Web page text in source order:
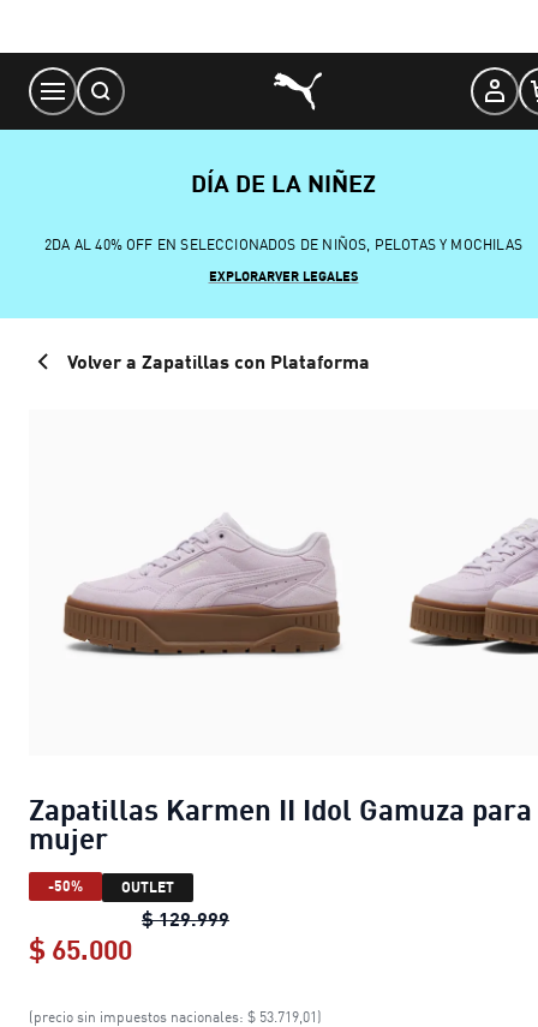
Content
DÍA DE LA NIÑEZ
2DA AL 40% OFF EN SELECCIONADOS DE NIÑOS, PELOTAS Y MOCHILAS
EXPLORARVER LEGALES
Volver a Zapatillas con Plataforma
Zapatillas Karmen II Idol Gamuza para
mujer
-50% OUTLET
$ 129.999Zapatillas Karmen II Idol Gamuza
$ 65.000
Zapatillas Karmen II Idol Gamuza
(precio sin impuestos nacionales: $ 53.719,01)